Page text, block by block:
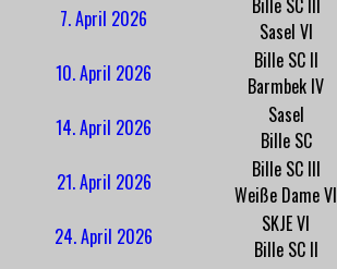
7. April 2026
Sasel VI
10. April 2026
Bille SC II
Barmbek IV
14. April 2026
Sasel
Bille SC
21. April 2026
Bille SC III
Weiße Dame VI
24. April 2026
SKJE VI
Bille SC II